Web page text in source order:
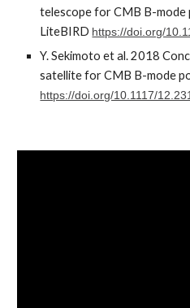
telescope for CMB B-
LiteBIRD https://doi.org/
Y. Sekimoto et al. 2018
satellite for CMB B-mode
https://doi.org/10.1117/